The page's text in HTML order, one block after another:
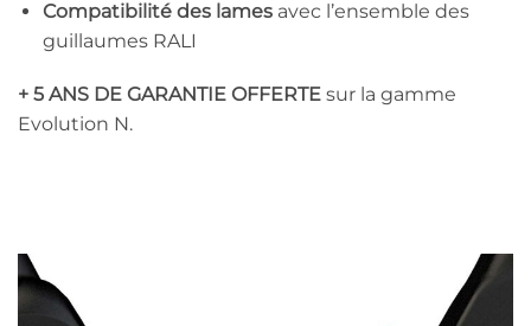
Compatibilité des lamesavec l’ensemble des
guillaumes RALI
+ 5 ANS DE GARANTIE OFFERTE sur la gamme
Evolution N.